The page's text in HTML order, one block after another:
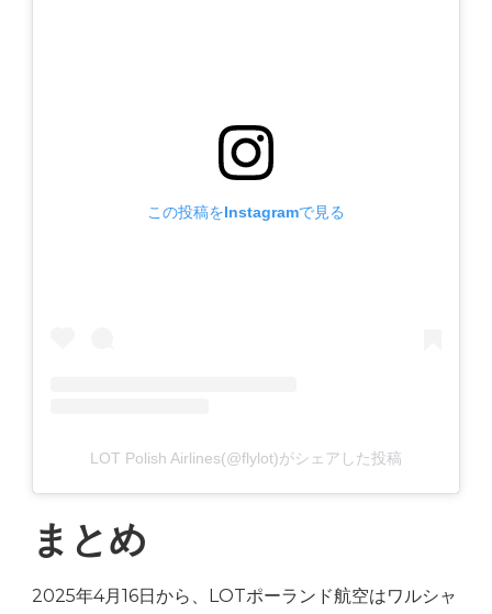
この投稿をInstagramで見る
LOT Polish Airlines(@flylot)がシェアした投稿
まとめ
2025年4月16日から、LOTポーランド航空はワルシャ